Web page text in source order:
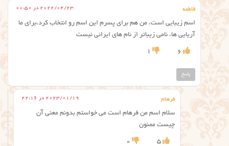
فاطمه 2022/04/23 در 00:50
اسم زیبایی است، من هم برای پسرم این اسم رو انتخاب کرد،برای ما
آریایی ها، نامی زیباتر از نام های ایرانی نیست
6
1
پاسخ
فرهام 2023/01/19 در 22:16
سلام اسم من فرهام است می خواستم بدونم معنی آن
چیست ممنون
5
0